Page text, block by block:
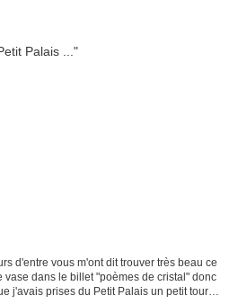
d'entre vous m'ont dit trouver très beau ce
dans le billet "poèmes de cristal" donc
j'avais prises du Petit Palais un petit tour